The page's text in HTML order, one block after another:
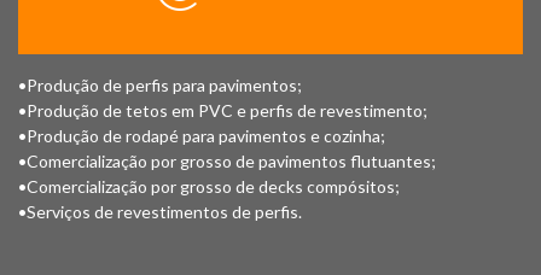
•Produção de perfis para pavimentos;
•Produção de tetos em PVC e perfis de revestimento;
•Produção de rodapé para pavimentos e cozinha;
•Comercialização por grosso de pavimentos flutuantes;
•Comercialização por grosso de decks compósitos;
•Serviços de revestimentos de perfis.